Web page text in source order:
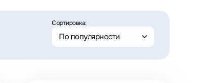
Сортировка:
По популярности